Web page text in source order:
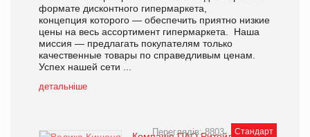
формате дисконтного гипермаркета,
концепция которого — обеспечить приятно низкие
цены на весь ассортимент гипермаркета. Наша
миссия — предлагать покупателям только
качественные товары по справедливым ценам.
Успех нашей сети ...
детальніше
Переглядів: 8803 Стандарт